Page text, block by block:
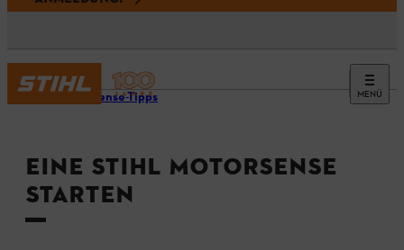
MENÜ
Motorsense-Tipps
EINE STIHL MOTORSENSE
STARTEN